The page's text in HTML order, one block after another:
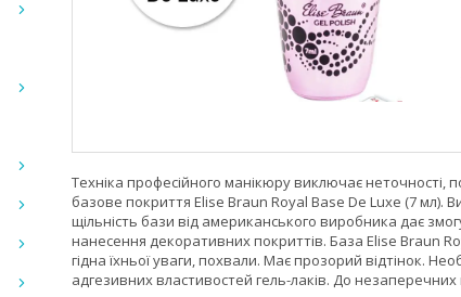
Техніка професійного манікюру виключає неточності,
базове покриття Elise Braun Royal Base De Luxe (7 мл).
щільність бази від американського виробника дає
нанесення декоративних покриттів. База Elise Braun
гідна їхньої уваги, похвали. Має прозорий відтінок.
адгезивних властивостей гель-лаків. До